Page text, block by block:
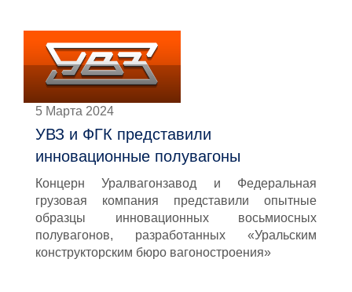
5 Марта 2024
УВЗ и ФГК представили
инновационные полувагоны
Концерн Уралвагонзавод и Федеральная
грузовая компания представили опытные
образцы инновационных восьмиосных
полувагонов, разработанных «Уральским
конструкторским бюро вагоностроения»